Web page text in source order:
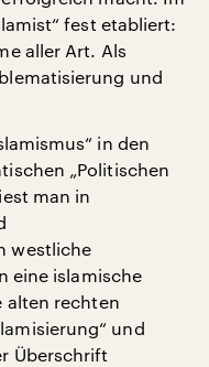
fest etabliert:
aller Art. Als
und
in den
„Politischen
man in
westliche
eine islamische
alten rechten
und
Überschrift